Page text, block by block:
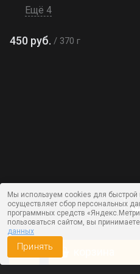
Ещё 4
450 руб. 370 г
Мы используем cookies для быстрой
осуществляет сбор персональных
программных средств
пользоваться сайтом, вы принимаете
данных
Принять